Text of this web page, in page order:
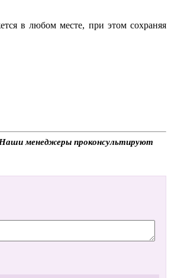
в любом месте, при этом сохраняя
Наши менеджеры проконсультируют